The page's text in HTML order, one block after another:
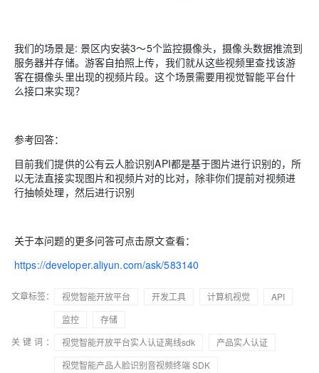
我们的场景是: 景区内安装3～5个监控摄像头，摄像头数据推流到
服务器并存储。游客自拍照上传，我们就从这些视频里查找该游
客在摄像头里出现的视频片段。这个场景需要用视觉智能平台什
么接口来实现？
参考回答：
目前我们提供的公有云人脸识别API都是基于图片进行识别的，所
以无法直接实现图片和视频片对的比对，除非你们提前对视频进
行抽帧处理，然后进行识别
关于本问题的更多问答可点击原文查看：
https://developer.aliyun.com/ask/583140
文章标签： 视觉智能开放平台 开发工具 计算机视觉
API
监控
存储
关键词：
视觉智能开放平台实人认证离线sdk
产品实人认证
视觉智能产品人脸识别音视频终端 SDK